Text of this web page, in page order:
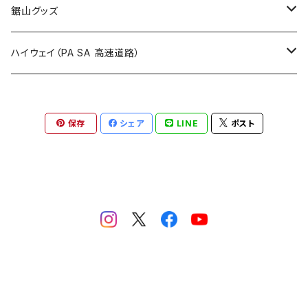
ROUTE 700～799号線
栃木県
群馬県
たばこ・禁煙ステッカー
ステッカー
鋸山グッズ
Tシャツ
ステッカー
アクリルキーホルダー
ハイウェイ（PA SA 高速道路）
保存 シェア LINE ポスト